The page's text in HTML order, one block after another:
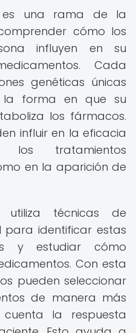
es una rama de la
cómo los
influyen en su
Cada
genéticas únicas
forma en que su
los fármacos.
influir en la eficacia
tratamientos
en la aparición de
utiliza técnicas de
para identificar estas
y estudiar cómo
Con esta
pueden seleccionar
de manera más
la respuesta